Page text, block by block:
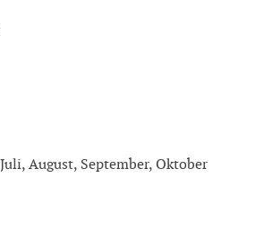
August, September, Oktober